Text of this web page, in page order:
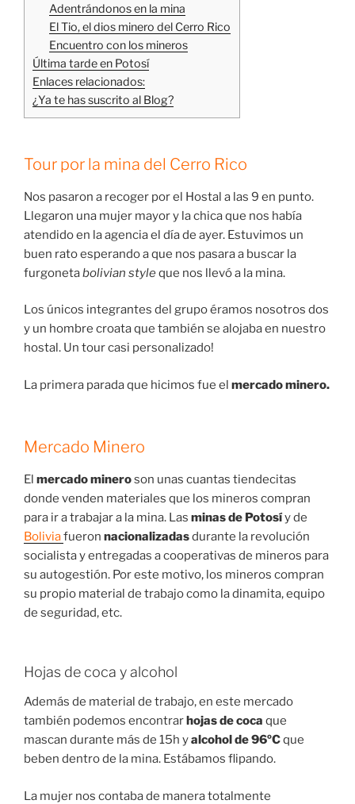
Adentrándonos en la mina
El Tio, el dios minero del Cerro Rico
Encuentro con los mineros
Última tarde en Potosí
Enlaces relacionados:
¿Ya te has suscrito al Blog?
Tour por la mina del Cerro Rico
Nos pasaron a recoger por el Hostal a las 9 en punto.
Llegaron una mujer mayor y la chica que nos había
atendido en la agencia el día de ayer. Estuvimos un
buen rato esperando a que nos pasara a buscar la
furgonetabolivian styleque nos llevó a la mina.
Los únicos integrantes del grupo éramos nosotros dos
y un hombre croata que también se alojaba en nuestro
hostal. Un tour casi personalizado!
La primera parada que hicimos fue el mercado minero.
Mercado Minero
El mercado mineroson unas cuantas tiendecitas
donde venden materiales que los mineros compran
para ir a trabajar a la mina. Las minas de Potosíy de
Boliviafueron nacionalizadasdurante la revolución
socialista y entregadas a cooperativas de mineros para
su autogestión. Por este motivo, los mineros compran
su propio material de trabajo como la dinamita, equipo
de seguridad, etc.
Hojas de coca y alcohol
Además de material de trabajo, en este mercado
también podemos encontrar hojas de coca que
mascan durante más de 15h yalcohol de 96ºCque
beben dentro de la mina. Estábamos flipando.
La mujer nos contaba de manera totalmente